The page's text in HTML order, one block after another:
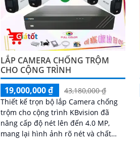
LẮP CAMERA CHỐNG TRỘM
CHO CỘNG TRÌNH
19,000,000 ₫
43,180,000 ₫
Thiết kế trọn bộ lắp Camera chống
trộm cho cộng trình KBvision đã
nâng cấp độ nét lên đến 4.0 MP,
mang lại hình ảnh rõ nét và chất